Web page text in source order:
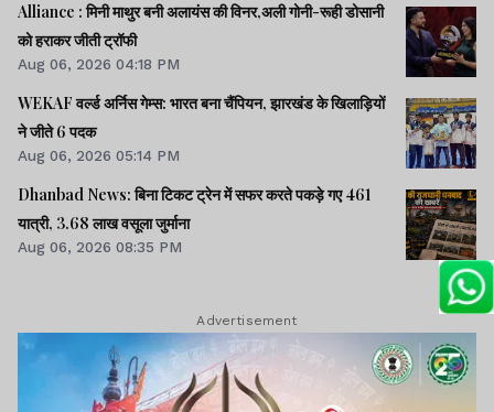
Alliance : मिनी माथुर बनी अलायंस की विनर,अली गोनी-रूही डोसानी
को हराकर जीती ट्रॉफी
Aug 06, 2026 04:18 PM
WEKAF वर्ल्ड अर्निस गेम्स: भारत बना चैंपियन, झारखंड के खिलाड़ियों
ने जीते 6 पदक
Aug 06, 2026 05:14 PM
Dhanbad News: बिना टिकट ट्रेन में सफर करते पकड़े गए 461
यात्री, 3.68 लाख वसूला जुर्माना
Aug 06, 2026 08:35 PM
Advertisement